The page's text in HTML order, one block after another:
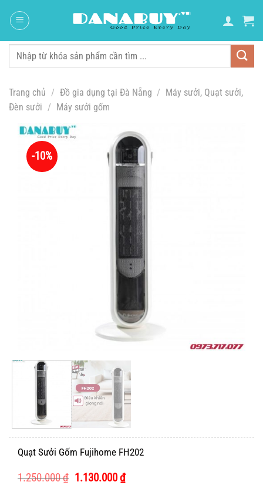
đến
dung
Tìm
Trang chủ / Đồ gia dụng tại Đà Nẵng / Máy sưởi, Quạt sưởi,
Đèn sưởi / Máy sưởi gốm
-10%
Quạt Sưởi Gốm Fujihome FH202
1.250.000₫ Giá
1.130.000₫Giá